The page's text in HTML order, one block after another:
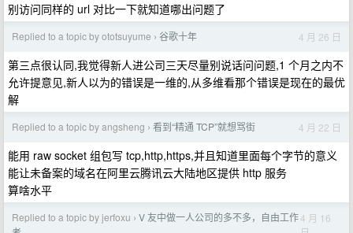
别访问同样的 url 对比一下就知道哪出问题了
Replied to a topic by ototsuyume › 谷歌十年 4 月 26 日
第三点很认同,我觉得新人进公司三天尽量别说话问问题,1 个月之内不
允许提意见,新人以为的错误是一维的,从多维看那个错误是现在的最优
解
Replied to a topic by angsheng › 看到“精通 TCP”就想骂街 4 月 22 日
能用 raw socket 组包写 tcp,http,https,并且知道里面每个字节的意义
能让未备案的域名在阿里云腾讯云大陆地区提供 http 服务
算啥水平
Replied to a topic by jerfoxu › V 友中做一人公司的多不多，自由工作4 月 16